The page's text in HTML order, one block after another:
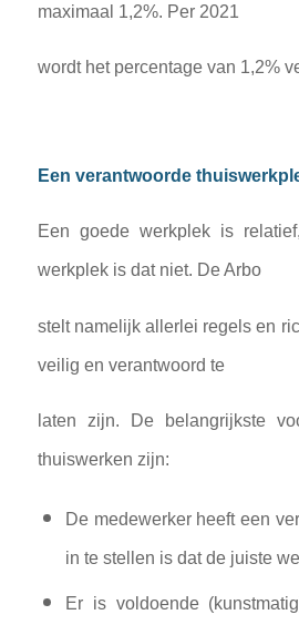
maximaal 1,2%. Per 2021
wordt het percentage van 1,2%
Een verantwoorde
Een goede werkplek is
werkplek is dat niet. De Arbo
stelt namelijk allerlei regels en
veilig en verantwoord te
laten zijn. De belangrijkste
thuiswerken zijn:
De medewerker heeft een
in te stellen is dat de juiste
Er is voldoende